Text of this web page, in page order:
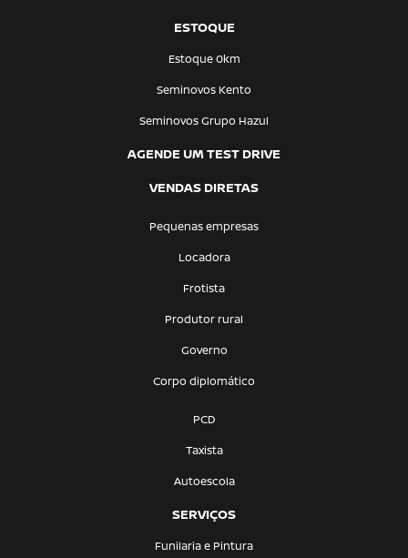
ESTOQUE
Estoque 0km
Seminovos Kento
Seminovos Grupo Hazul
AGENDE UM TEST DRIVE
VENDAS DIRETAS
Pequenas empresas
Locadora
Frotista
Produtor rural
Governo
Corpo diplomático
PCD
Taxista
Autoescola
SERVIÇOS
Funilaria e Pintura